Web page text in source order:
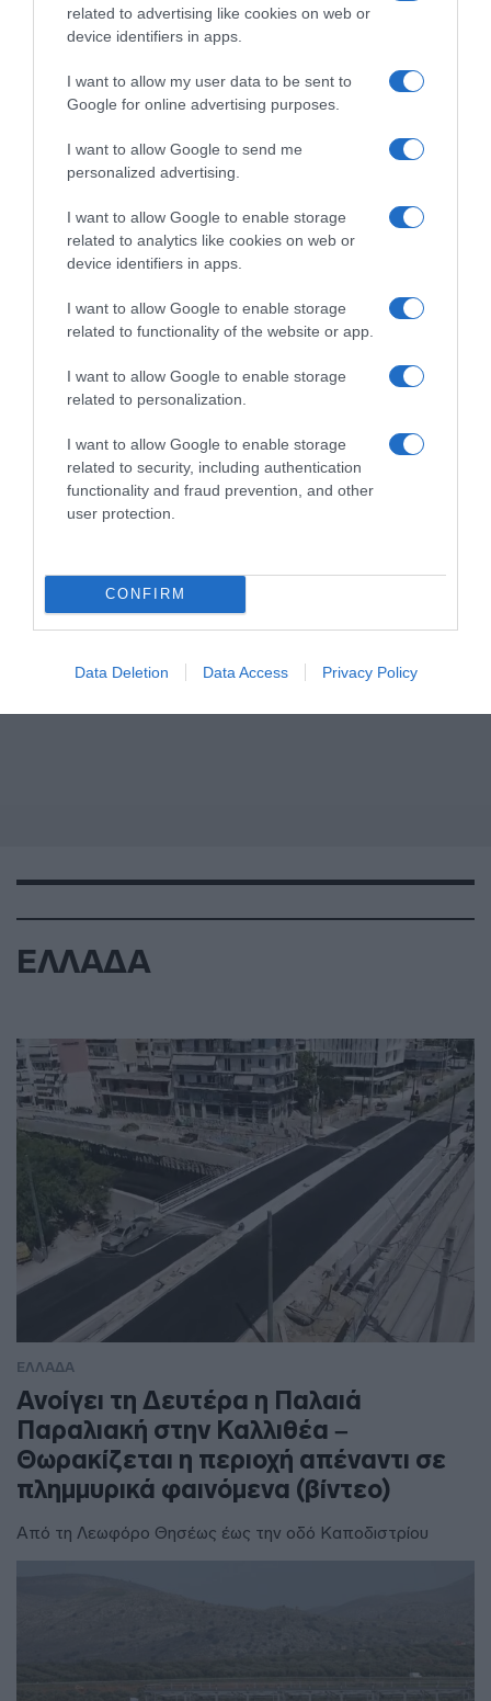
related to advertising like cookies on web or
device identifiers in apps.
I want to allow my user data to be sent to
Google for online advertising purposes.
I want to allow Google to send me
personalized advertising.
I want to allow Google to enable storage
related to analytics like cookies on web or
device identifiers in apps.
I want to allow Google to enable storage
related to functionality of the website or app.
I want to allow Google to enable storage
related to personalization.
I want to allow Google to enable storage
related to security, including authentication
functionality and fraud prevention, and other
user protection.
CONFIRM
Data Deletion Data Access Privacy Policy
ΣΧΟΛΙΑ
ΕΛΛΑΔΑ
ΕΛΛΑΔΑ
Ανοίγει τη Δευτέρα η Παλαιά
Παραλιακή στην Καλλιθέα –
Θωρακίζεται η περιοχή απέναντι σε
πλημμυρικά φαινόμενα (βίντεο)
Από τη Λεωφόρο Θησέως έως την οδό Καποδιστρίου